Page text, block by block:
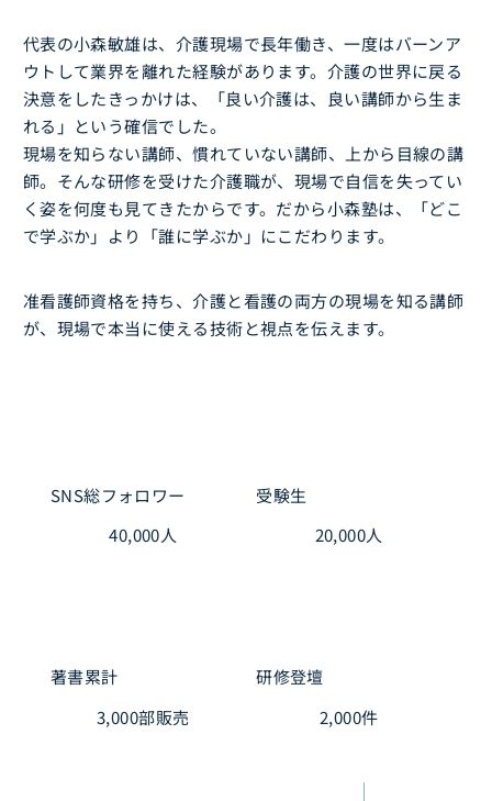
代表の小森敏雄は、介護現場で長年働き、一度はバーンア
ウトして業界を離れた経験があります。介護の世界に戻る
決意をしたきっかけは、「良い介護は、良い講師から生ま
れる」という確信でした。
現場を知らない講師、慣れていない講師、上から目線の講
師。そんな研修を受けた介護職が、現場で自信を失ってい
く姿を何度も見てきたからです。だから小森塾は、「どこ
で学ぶか」より「誰に学ぶか」にこだわります。
准看護師資格を持ち、介護と看護の両方の現場を知る講師
が、現場で本当に使える技術と視点を伝えます。
SNS総フォロワー
40,000人
受験生
20,000人
著書累計
3,000部販売
研修登壇
2,000件